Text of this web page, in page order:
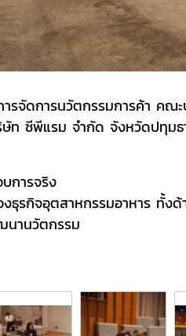
การนวัตกรรมการค้า คณะบ
ท ซีพีแรม จํากัด จังหวัดปทุมธ
การจริง
กิจอุตสาหกรรมอาหาร ทั้งด้
านวัตกรรม